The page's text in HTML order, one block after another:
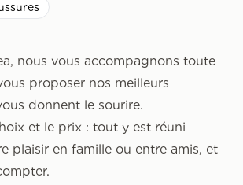
nous vous accompagnons toute
proposer nos meilleurs
donnent le sourire.
et le prix : tout y est réuni
plaisir en famille ou entre amis, et